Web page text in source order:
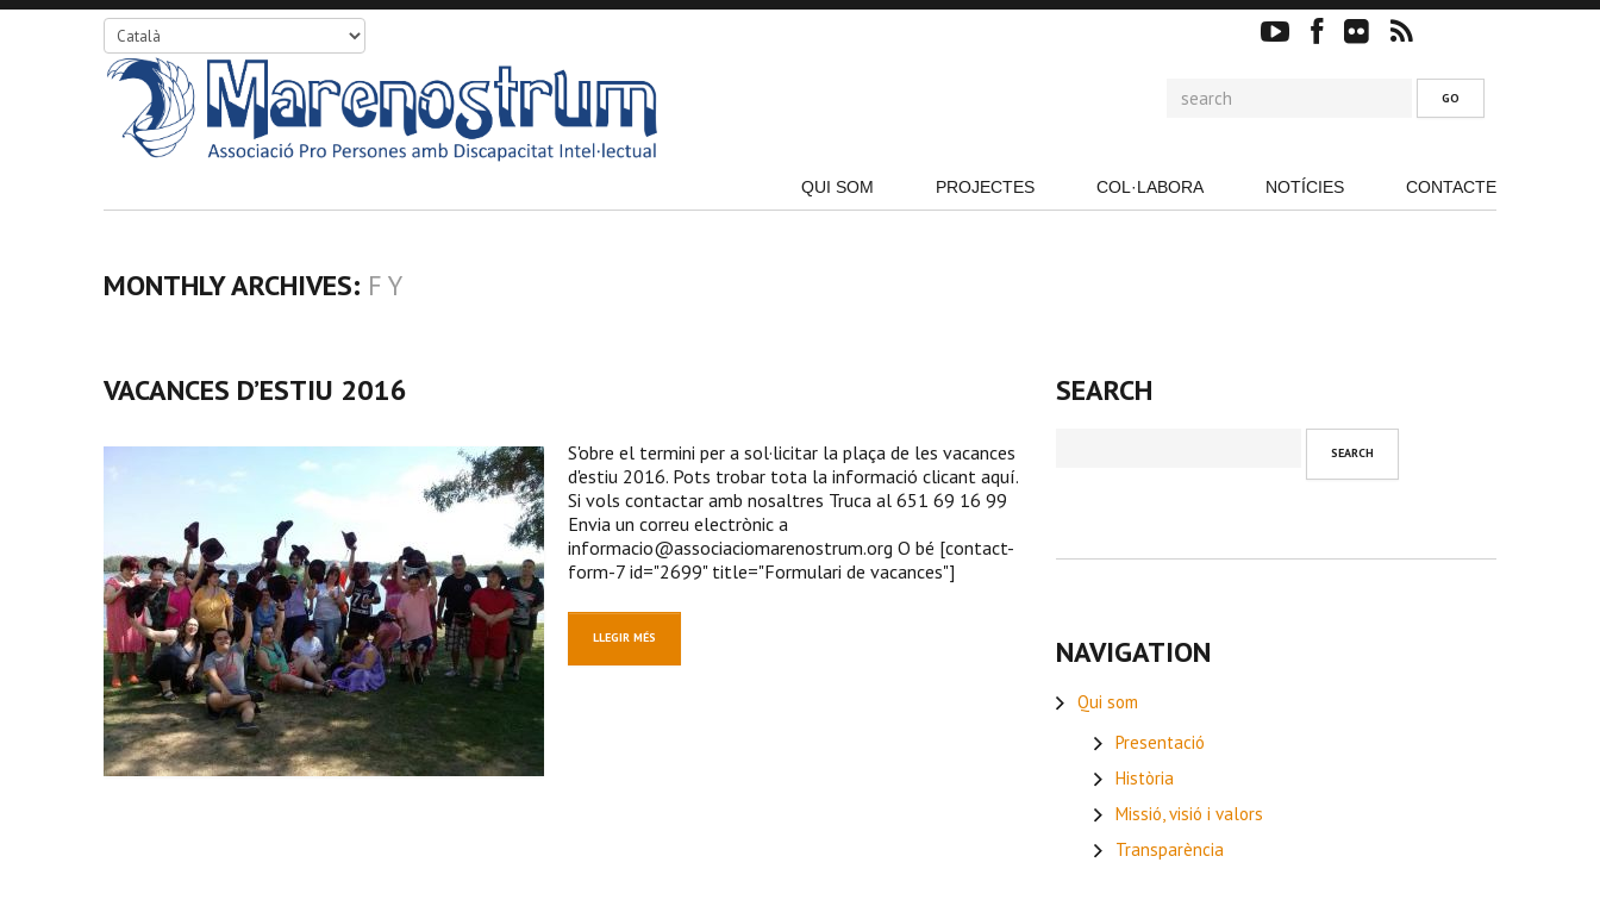
QUI SOM PROJECTES COL·LABORA NOTÍCIES CONTACTE
MONTHLY ARCHIVES: F Y
VACANCES D’ESTIU 2016
S'obre el termini per a sol·licitar la plaça de les vacances
d'estiu 2016. Pots trobar tota la informació clicant aquí.
Si vols contactar amb nosaltres Truca al 651 69 16 99
Envia un correu electrònic a
informacio@associaciomarenostrum.org O bé [contact-
form-7 id="2699" title="Formulari de vacances"]
LLEGIR MÉS
SEARCH
NAVIGATION
Qui som
Presentació
Història
Missió, visió i valors
Transparència